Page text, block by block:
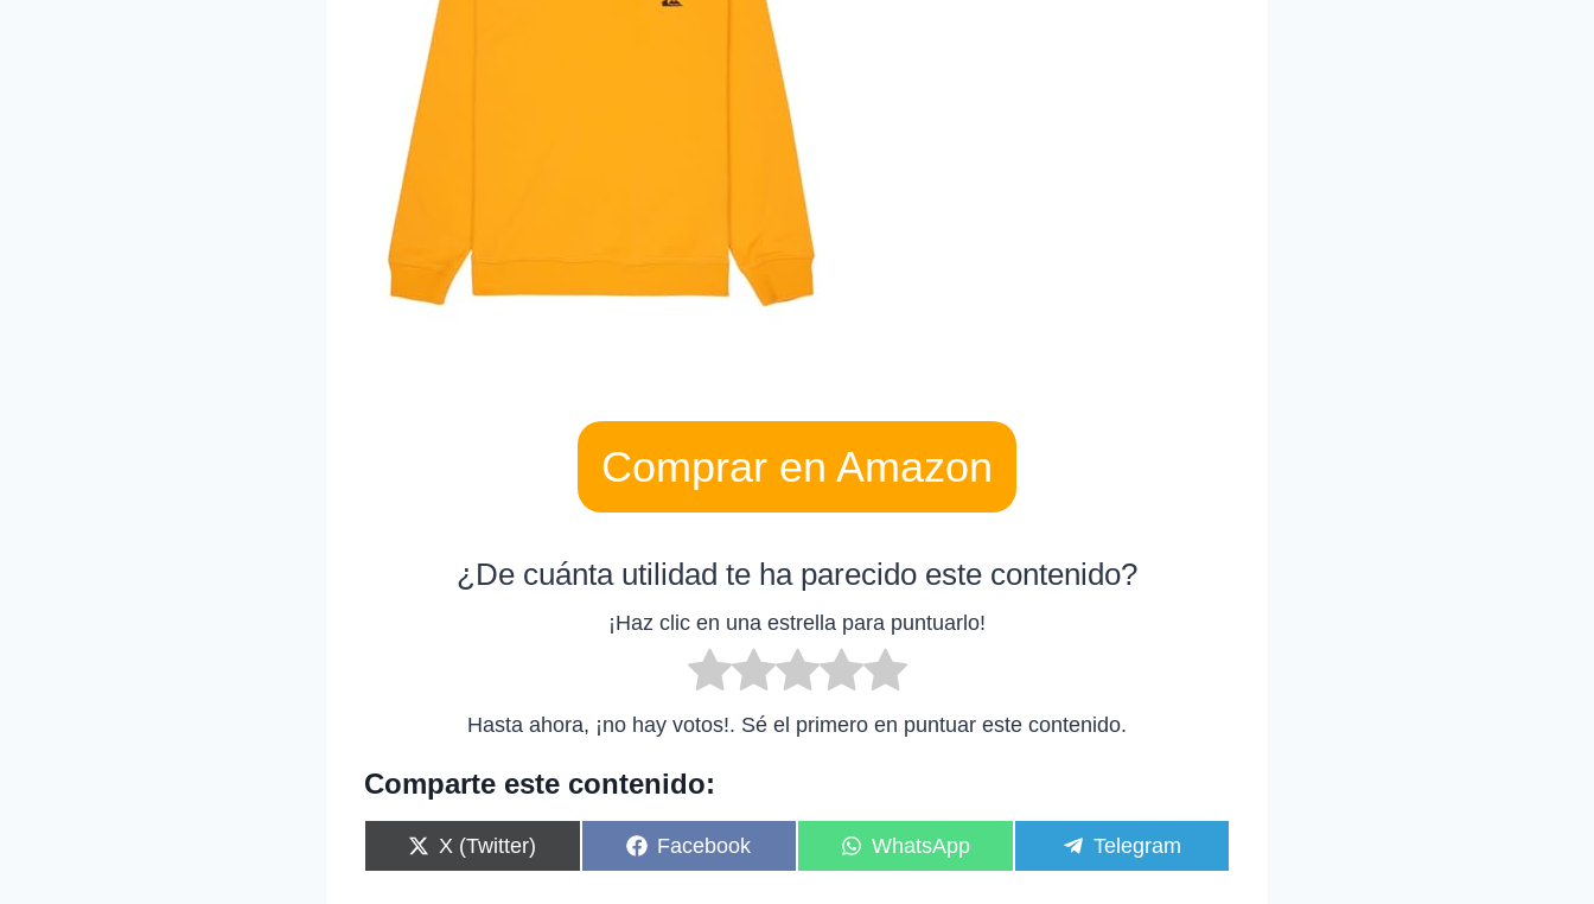
Comprar en Amazon
¿De cuánta utilidad te ha parecido este contenido?
¡Haz clic en una estrella para puntuarlo!
Hasta ahora, ¡no hay votos!. Sé el primero en puntuar este contenido.
Comparte este contenido:
C
o
X (Twitter)
C
o
Facebook
C
o
WhatsApp
C
o
Telegram